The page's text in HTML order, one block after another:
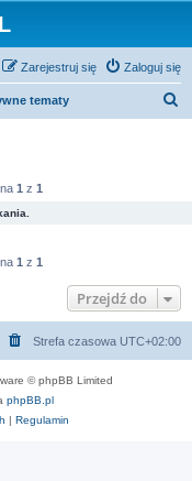
Zaloguj się
Zarejestruj się
tematy
1 z 1
1 z 1
Przejdź do
Strefa czasowa UTC+02:00
© phpBB Limited
phpBB.pl
| Regulamin